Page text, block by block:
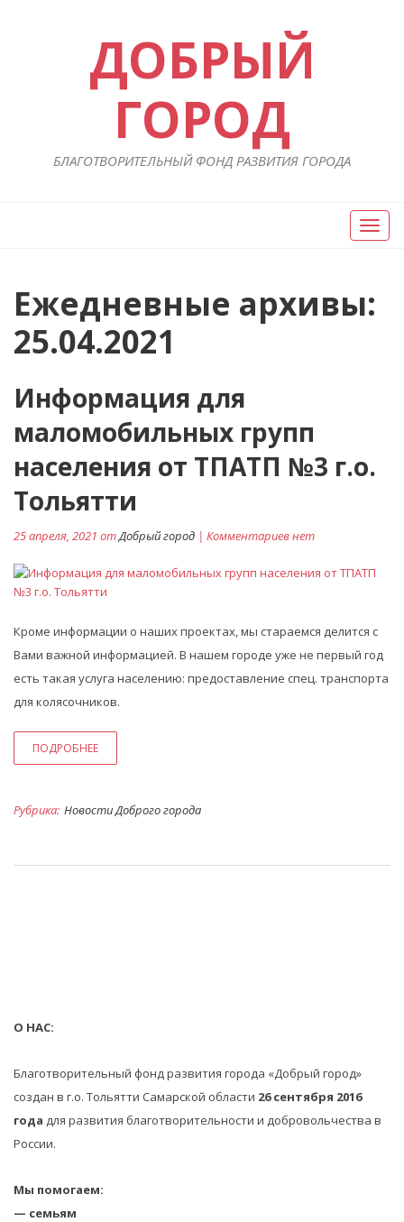
ДОБРЫЙ
ГОРОД
БЛАГОТВОРИТЕЛЬНЫЙ ФОНД РАЗВИТИЯ ГОРОДА
Вкл/
Выкл
Ежедневные архивы:
25.04.2021
Информация для
маломобильных групп
населения от ТПАТП №3 г.о.
Тольятти
25 апреля, 2021 отДобрый город | Комментариев нет
Кроме информации о наших проектах, мы стараемся делится с
Вами важной информацией. В нашем городе уже не первый год
есть такая услуга населению: предоставление спец. транспорта
для колясочников.
ПОДРОБНЕЕ
Рубрика: Новости Доброго города
О НАС:
Благотворительный фонд развития города «Добрый город»
создан в г.о. Тольятти Самарской области 26 сентября 2016
года для развития благотворительности и добровольчества в
России.
Мы помогаем:
— семьям